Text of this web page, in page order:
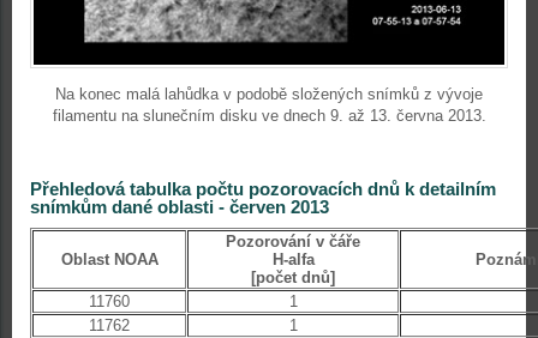
Na konec malá lahůdka v podobě složených snímků z vývoje
filamentu na slunečním disku ve dnech 9. až 13. června 2013.
Přehledová tabulka počtu pozorovacích dnů k detailním
snímkům dané oblasti - červen 2013
Oblast NOAA
Pozorování v čáře
H-alfa
[počet dnů]
11760
1
11762
1